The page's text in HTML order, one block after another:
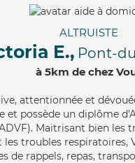
ALTRUISTE
E., Pont-
à 5km de chez
, attentionnée et
et possède un diplôme
Maitrisant bien les
les troubles respiratoires,
de rappels, repas,